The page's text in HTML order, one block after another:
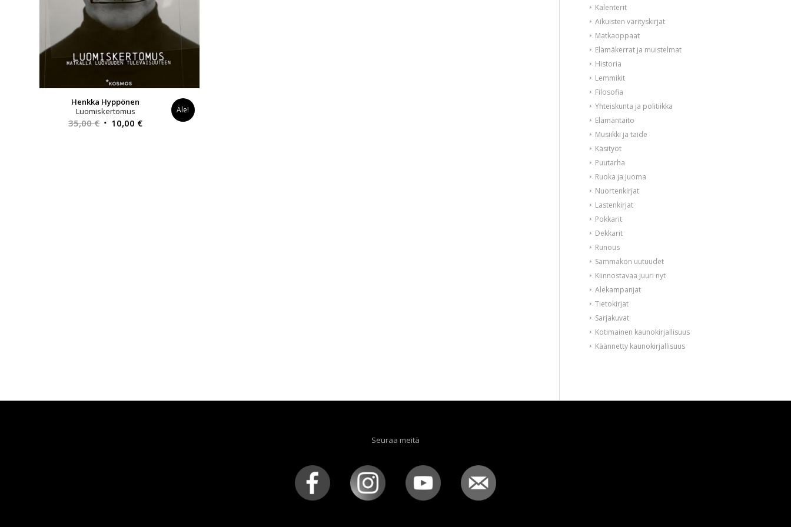
Henkka Hyppönen
Luomiskertomus
35,00€ Alkuperäinen
10,00 €Nykyinen
Ale!
Kalenterit
Aikuisten värityskirjat
Matkaoppaat
Elämäkerrat ja muistelmat
Historia
Lemmikit
Filosofia
Yhteiskunta ja politiikka
Elämäntaito
Musiikki ja taide
Käsityöt
Puutarha
Ruoka ja juoma
Nuortenkirjat
Lastenkirjat
Pokkarit
Dekkarit
Runous
Sammakon uutuudet
Kiinnostavaa juuri nyt
Alekampanjat
Tietokirjat
Sarjakuvat
Kotimainen kaunokirjallisuus
Käännetty kaunokirjallisuus
Seuraa meitä